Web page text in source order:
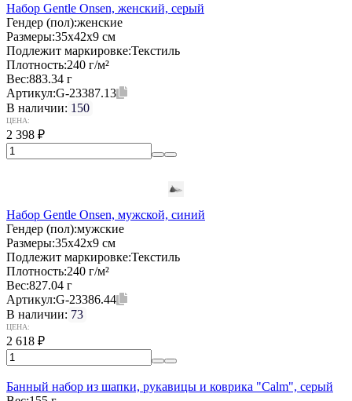
Набор Gentle Onsen, женский, серый
Гендер (пол):женские
Размеры:35х42x9 см
Подлежит маркировке:Текстиль
Плотность:240 г/м²
Вес:883.34 г
Артикул:G-23387.13
В наличии: 150
ЦЕНА:
2 398 ₽
Набор Gentle Onsen, мужской, синий
Гендер (пол):мужские
Размеры:35х42x9 см
Подлежит маркировке:Текстиль
Плотность:240 г/м²
Вес:827.04 г
Артикул:G-23386.44
В наличии: 73
ЦЕНА:
2 618 ₽
Банный набор из шапки, рукавицы и коврика "Calm", серый